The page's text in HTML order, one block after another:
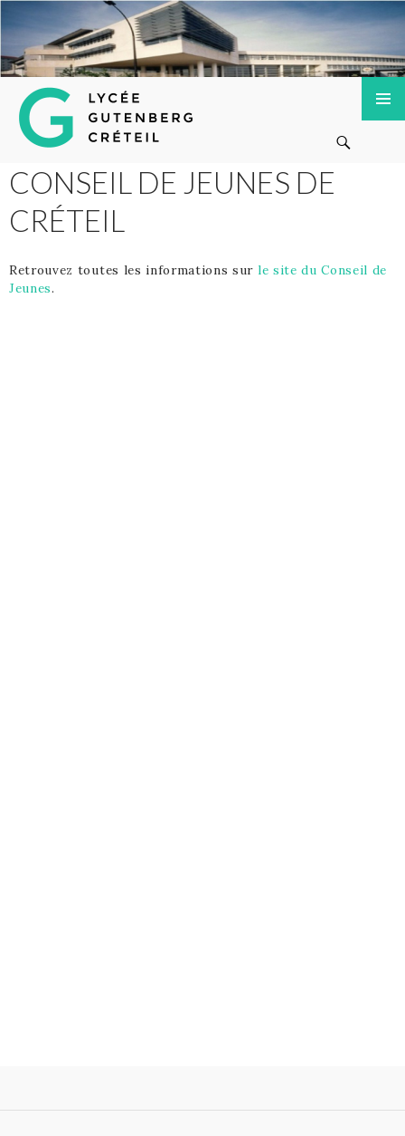
Lycée Gutenberg de Créteil
Recherche
ALLER
AU
CONTENU
PRINCIPAL
CONSEIL DE JEUNES DE
CRÉTEIL
Retrouvez toutes les informations sur le site du Conseil de
Jeunes.